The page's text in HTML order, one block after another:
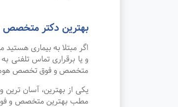
بهترین دکتر متخصص
اگر مبتلا به بیماری
و یا برقراری تماس
متخصص و فوق تخصص
یکی از بهترین، آسان
مطب بهترین متخصص و فوق